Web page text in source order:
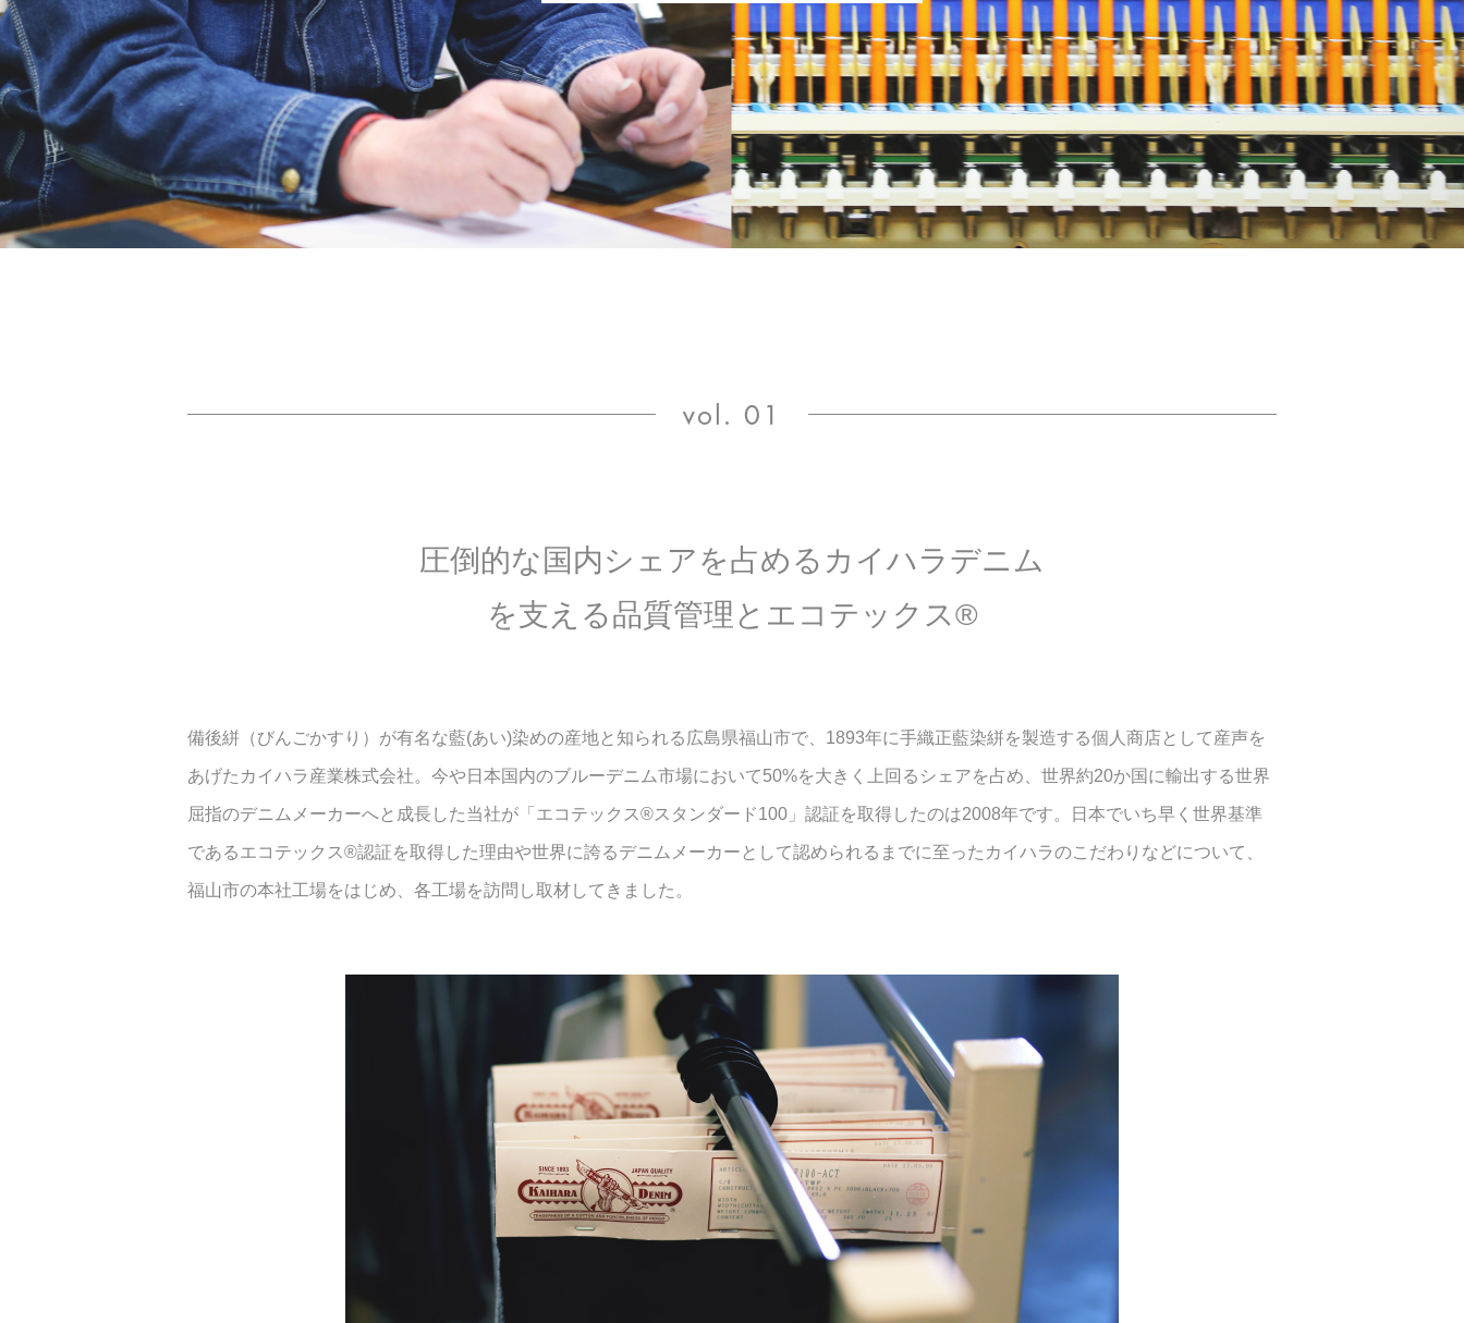
圧倒的な国内シェアを占める カイハラデニム
を支える品質管理とエコテックス®
備後絣（びんごかすり）が有名な藍(あい)染めの産地と知られる広島県福山市で、1893年に手織正藍染絣を製造する個人商店として産声を
あげたカイハラ産業株式会社。今や日本国内のブルーデニム市場において50%を大きく上回るシェアを占め、世界約20か国に輸出する世界
屈指のデニムメーカーへと成長した当社が「エコテックス®スタンダード100」認証を取得したのは2008年です。日本でいち早く世界基準
であるエコテックス®認証を取得した理由や世界に誇るデニムメーカーとして認められるまでに至ったカイハラのこだわりなどについて、
福山市の本社工場をはじめ、各工場を訪問し取材してきました。